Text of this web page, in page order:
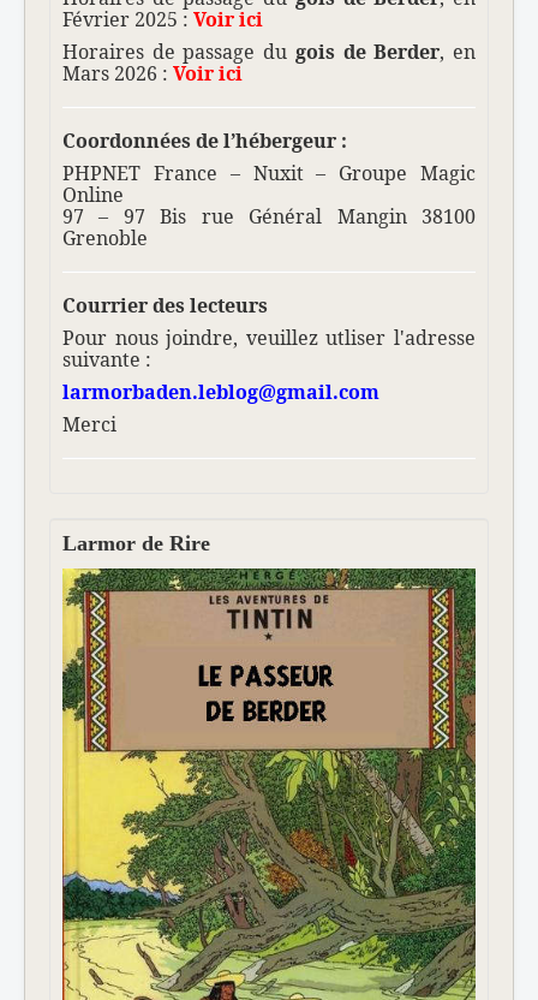
Février 2025 : Voir ici
Horaires de passage du gois de Berder, en
Mars 2026 : Voir ici
Coordonnées de l’hébergeur :
PHPNET France – Nuxit – Groupe Magic
Online
97 – 97 Bis rue Général Mangin 38100
Grenoble
Courrier des lecteurs
Pour nous joindre, veuillez utliser l'adresse
suivante :
larmorbaden.leblog@gmail.com
Merci
Larmor de Rire